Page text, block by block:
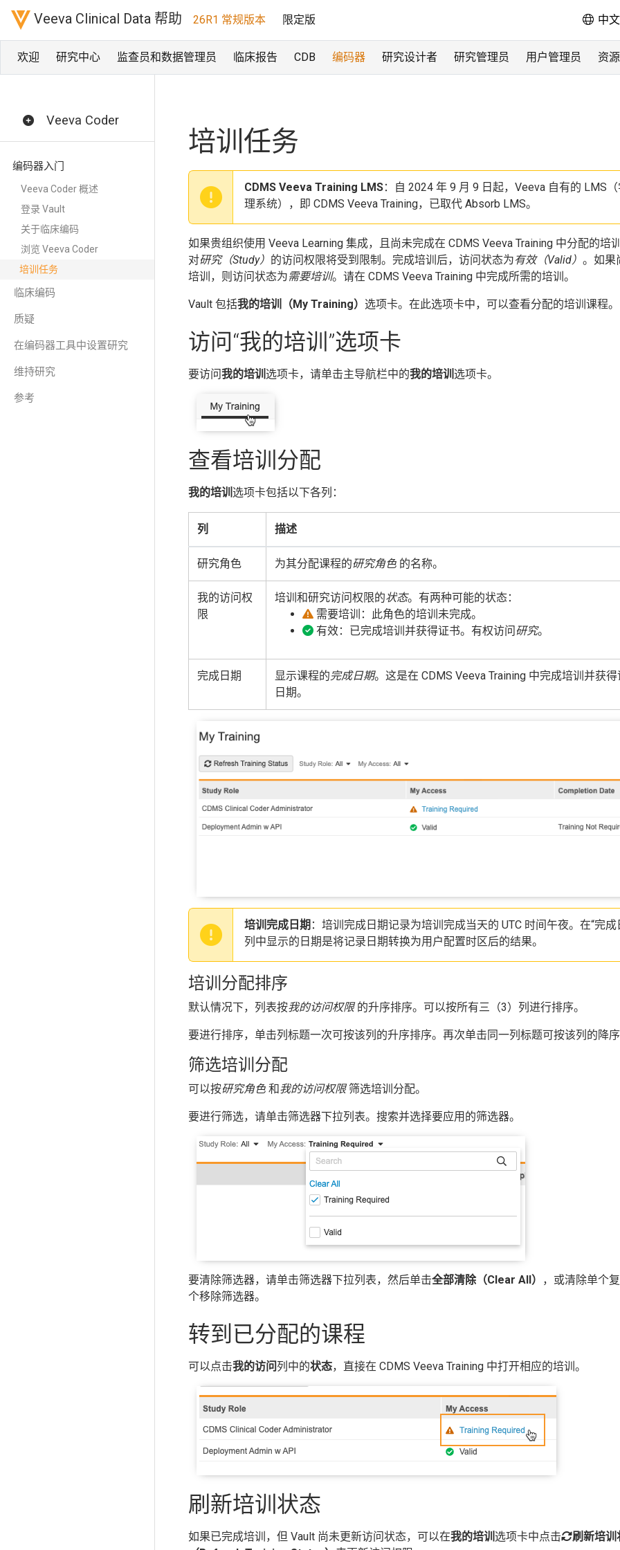
Veeva Clinical Data 帮助 26R1 常规版本 限定版 中
欢迎 研究中心 监查员和数据管理员 临床报告 CDB 编码器 研究设计者 研究管理员 用户管理员 资源
Veeva Coder
编码器入门
Veeva Coder 概述
登录 Vault
关于临床编码
浏览 Veeva Coder
培训任务
临床编码
质疑
在编码器工具中设置研究
维持研究
参考
培训任务
CDMS Veeva Training LMS：自 2024 年 9 月 9 日起，Veeva 自有的 LMS
理系统），即 CDMS Veeva Training，已取代 Absorb LMS。
如果贵组织使用 Veeva Learning 集成，且尚未完成在 CDMS Veeva Training 中分配的培
对研究（Study） 的访问权限将受到限制。完成培训后，访问状态为有效（Valid） 。如果
培训，则访问状态为需要培训。请在 CDMS Veeva Training 中完成所需的培训。
Vault 包括我的培训（My Training） 选项卡。在此选项卡中，可以查看分配的培训课程。
访问“我的培训”选项卡
要访问我的培训 选项卡，请单击主导航栏中的我的培训 选项卡。
查看培训分配
我的培训 选项卡包括以下各列：
列 描述
研究角色 为其分配课程的研究角色 的名称。
我的访问权
限
培训和研究访问权限的状态。有两种可能的状态：
需要培训：此角色的培训未完成。
有效：已完成培训并获得证书。有权访问 研究。
完成日期 显示课程的完成日期。这是在 CDMS Veeva Training 中完成培训并获
日期。
培训完成日期 ：培训完成日期记录为培训完成当天的 UTC 时间午夜。在“完成
列中显示的日期是将记录日期转换为用户配置时区后的结果。
培训分配排序
默认情况下，列表按我的访问权限的升序排序。可以按所有三（3）列进行排序。
要进行排序，单击列标题一次可按该列的升序排序。再次单击同一列标题可按该列的降
筛选培训分配
可以按研究角色 和我的访问权限筛选培训分配。
要进行筛选，请单击筛选器下拉列表。搜索并选择要应用的筛选器。
要清除筛选器，请单击筛选器下拉列表，然后单击全部清除（Clear All）
，或清除单个
个移除筛选器。
转到已分配的课程
可以点击我的访问 列中的状态，直接在 CDMS Veeva Training 中打开相应的培训。
刷新培训状态
如果已完成培训，但 Vault 尚未更新访问状态，可以在我的培训 选项卡中点击
刷新培训